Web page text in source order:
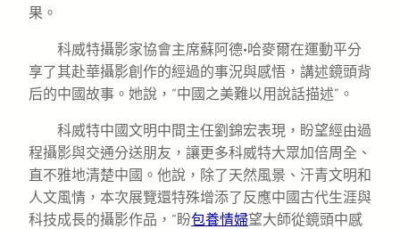
果。
科威特攝影家協會主席蘇阿德·哈麥爾在運動平分
享了其赴華攝影創作的經過的事況與感悟，講述鏡頭背
后的中國故事。她說，“中國之美難以用說話描述”。
科威特中國文明中間主任劉錦宏表現，盼望經由過
程攝影與交通分送朋友，讓更多科威特大眾加倍周全、
直不雅地清楚中國。他說，除了天然風景、汗青文明和
人文風情，本次展覽還特殊增添了反應中國古代生涯與
科技成長的攝影作品，“盼包養情婦望大師從鏡頭中感